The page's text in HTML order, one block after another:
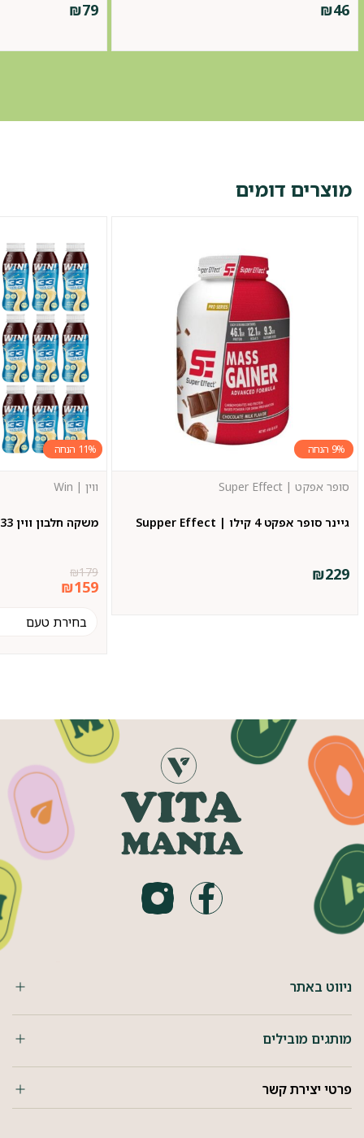
₪46
₪79
מוצרים דומים
9%
גיינר סופר אפקט 4 קילו | Supper Effect
סופר אפקט | Super Effect
₪229
11%
משקה חלבון ווין 33 גרם חלבון 12 י״ח | WIN
ווין | Win
₪179
₪159
ניווט באתר
מותגים מובילים
פרטי יצירת קשר